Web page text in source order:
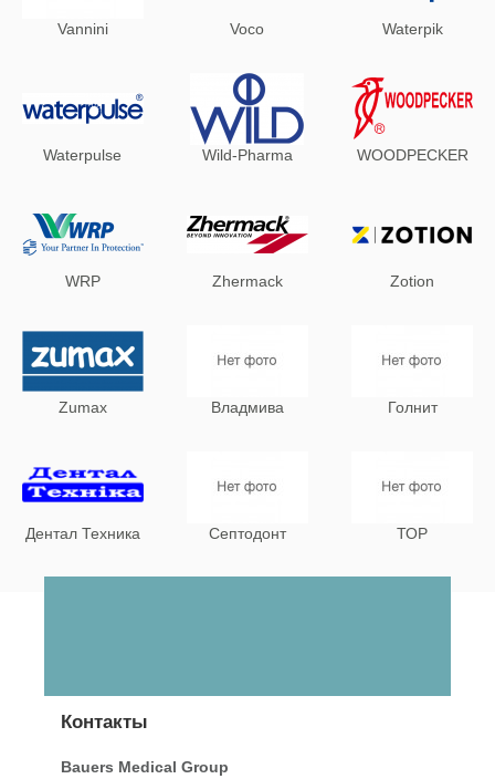
Vannini Voco Waterpik
Waterpulse Wild-Pharma WOODPECKER
WRP Zhermack Zotion
Zumax Владмива Голнит
Дентал Техника Септодонт ТОР
Контакты
Bauers Medical Group